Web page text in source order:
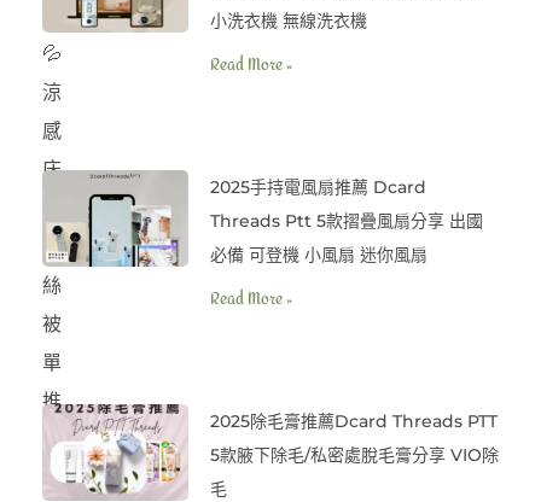
💦
涼
感
床
冰
絲
被
單
推
薦
⚡️
小洗衣機 無線洗衣機
Read More »
2025手持電風扇推薦 Dcard
Threads Ptt 5款摺疊風扇分享 出國
必備 可登機 小風扇 迷你風扇
Read More »
2025除毛膏推薦Dcard Threads PTT
5款腋下除毛/私密處脫毛膏分享 VIO除
毛